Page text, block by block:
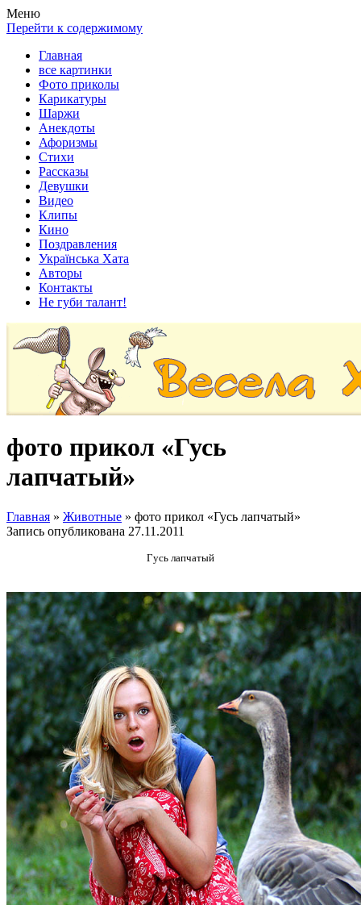
Весела хата — прикольные картинки, смешные истории,
клипы!
Покажем всем ваши фото приколы, карикатуры, шаржи, стихи,
рассказы, видео и песни!
Меню
Перейти к содержимому
Главная
все картинки
Фото приколы
Карикатуры
Шаржи
Анекдоты
Афоризмы
Стихи
Рассказы
Девушки
Видео
Клипы
Кино
Поздравления
Українська Хата
Авторы
Контакты
Не губи талант!
фото прикол «Гусь
лапчатый»
Главная » Животные » фото прикол «Гусь лапчатый»
Запись опубликована 27.11.2011
Гусь лапчатый